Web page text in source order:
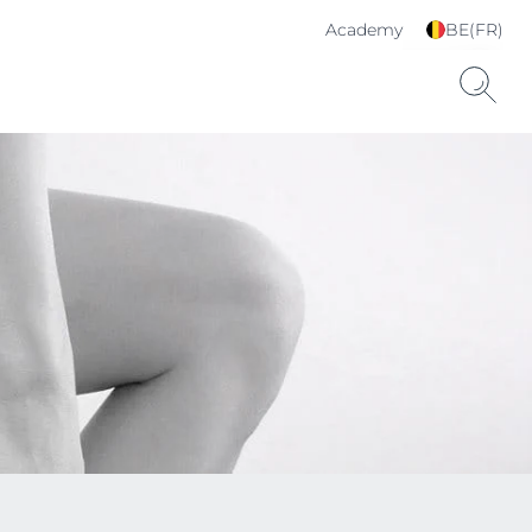
BE(FR)
Choisissez votre langue
Academy